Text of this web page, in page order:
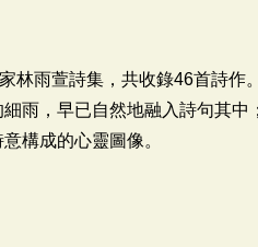
林雨萱詩集，共收錄46首詩
雨，早已自然地融入詩句其
構成的心靈圖像。